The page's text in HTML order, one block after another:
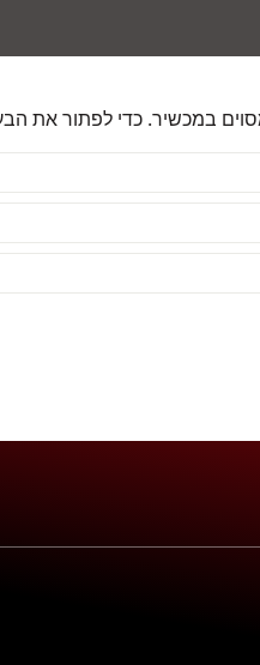
במכשיר. כדי לפתור את